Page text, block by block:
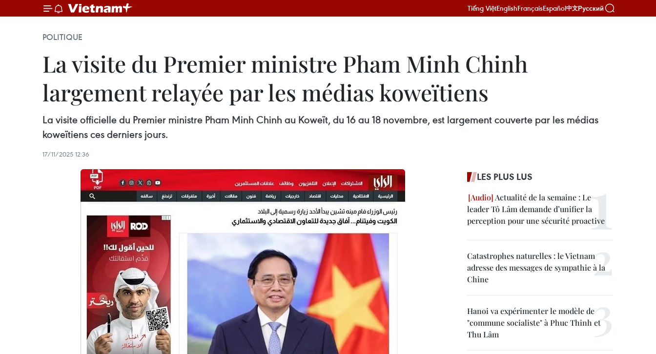
Tiếng ViệtEnglishFrançaisEspañol中文Русский
POLITIQUE
La visite du Premier ministre Pham Minh Chinh
largement relayée par les médias koweïtiens
La visite officielle du Premier ministre Pham Minh Chinh au Koweït, du 16 au 18 novembre, est largement couverte par les médias
koweïtiens ces derniers jours.
17/11/2025 12:36
LES PLUS LUS
Actualité de la semaine : Le
leader Tô Lâm demande d’unifier la
perception pour une sécurité proactive
Catastrophes naturelles : le Vietnam
adresse des messages de sympathie à la
Chine
Hanoi va expérimenter le modèle de
"commune socialiste" à Phuc Thinh et
Thu Lâm